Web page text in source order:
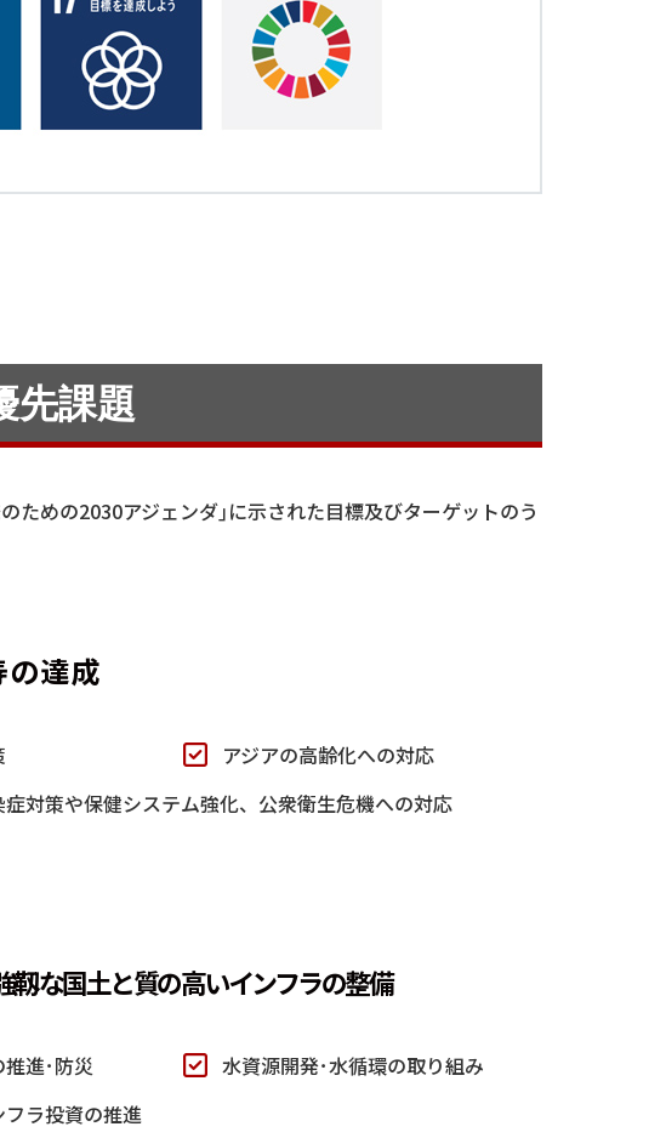
先課題
ための2030アジェンダ｣に示された目標及びターゲットのう
達成
アジアの高齢化への対応
対策や保健システム強化、公衆衛生危機への対応
靱な国土と質の高いインフラの整備
進･防災
水資源開発･水循環の取り組み
ラ投資の推進